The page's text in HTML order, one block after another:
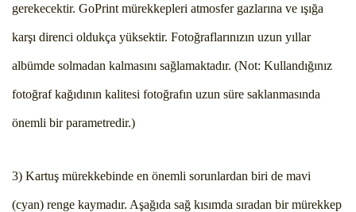
gerekecektir. GoPrint mürekkepleri atmosfer gazlarına ve ışığa
karşı direnci oldukça yüksektir. Fotoğraflarınızın uzun yıllar
albümde solmadan kalmasını sağlamaktadır. (Not: Kullandığınız
fotoğraf kağıdının kalitesi fotoğrafın uzun süre saklanmasında
önemli bir parametredir.)
3) Kartuş mürekkebinde en önemli sorunlardan biri de mavi
(cyan) renge kaymadır. Aşağıda sağ kısımda sıradan bir mürekkep